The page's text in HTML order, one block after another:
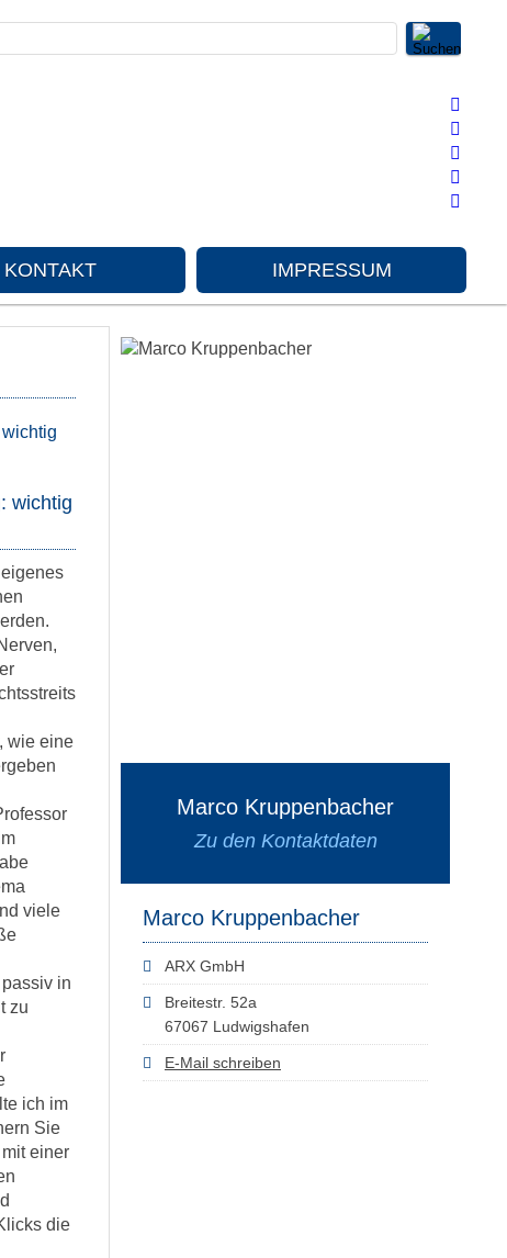
KONTAKT IMPRESSUM
Marco Kruppenbacher
Zu den Kontaktdaten
Marco Kruppenbacher
ARX GmbH
Breitestr. 52a
67067 Ludwigshafen
E-Mail schreiben
wichtig
wie eine
viele
in
zu
ich im
Sie
einer
die